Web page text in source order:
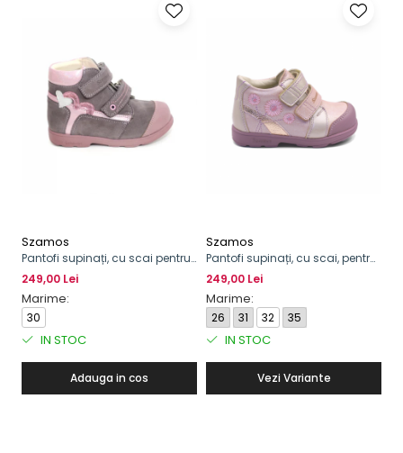
Szamos
Pantofi supinați, cu scai pentru
fete, model cu inimioară
249,00 Lei
Marime:
30
IN STOC
Adauga in cos
Szamos
Pantofi supinați, cu scai, pentru
fete, model cu floare
249,00 Lei
Marime:
26 31 32 35
IN STOC
Vezi Variante